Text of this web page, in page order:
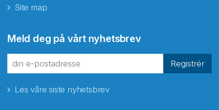
Site map
Meld deg på vårt nyhetsbrev
Registrér
Les våre siste nyhetsbrev
fra Norecopa